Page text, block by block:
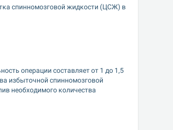
спинномозговой жидкости (ЦСЖ) в
операции составляет от 1 до 1,5
избыточной спинномозговой
необходимого количества